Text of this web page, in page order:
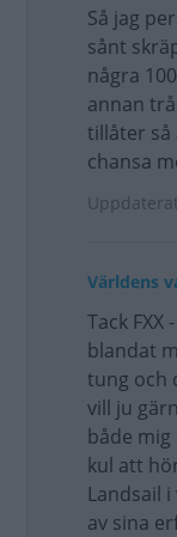
Så jag
sånt
några
annan
tillåter så
chansa
Världens
Tack
blandat
tung och
vill ju
både mig
kul att
Landsail
av sina